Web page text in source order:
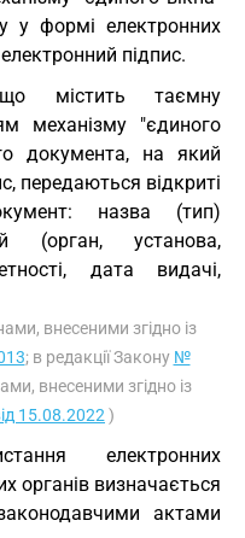
у формі електронних
підпис.
містить таємну
механізму "єдиного
документа, на який
передаються відкриті
назва (тип)
(орган, установа,
дата видачі,
внесеними згідно із
; в редакції Закону №
внесеними згідно із
15.08.2022 )
електронних
органів визначається
актами